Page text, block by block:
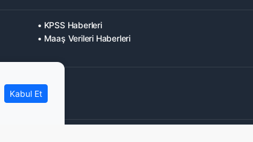
• KPSS Haberleri
• Maaş Verileri Haberleri
Kabul Et